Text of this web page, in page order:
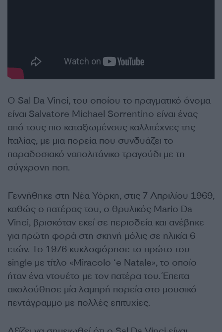
Ο Sal Da Vinci, του οποίου το πραγματικό όνομα
είναι Salvatore Michael Sorrentino είναι ένας
από τους πιο καταξιωμένους καλλιτέχνες της
Ιταλίας, με μια πορεία που συνδυάζει το
παραδοσιακό ναπολιτάνικο τραγούδι με τη
σύγχρονη ποπ.
Γεννήθηκε στη Νέα Υόρκη, στις 7 Απριλίου 1969,
καθώς ο πατέρας του, ο θρυλικός Mario Da
Vinci, βρισκόταν εκεί σε περιοδεία και ανέβηκε
για πρώτη φορά στη σκηνή μόλις σε ηλικία 6
ετών. Το 1976 κυκλοφόρησε το πρώτο του
single με τίτλο «Miracolo ‘e Natale», το οποίο
ήταν ένα ντουέτο με τον πατέρα του. Έπειτα
ακολούθησε μία λαμπρή πορεία στο μουσικό
πεντάγραμμο με πολλές επιτυχίες.